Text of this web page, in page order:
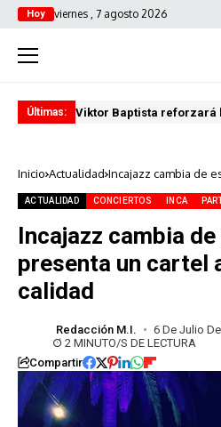
Hoy viernes , 7 agosto 2026
Últimas: Viktor Baptista reforzará
Inicio Actualidad Incajazz cambia de
ACTUALIDAD CONCIERTOS INCA
Incajazz cambia
presenta un cartel
calidad
Redacción M.I.
6 De Julio
2 MINUTO/S DE LECTURA
Compartir